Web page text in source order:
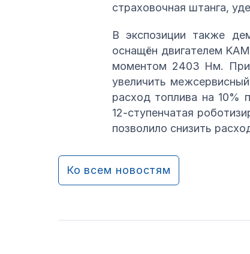
страховочная штанга,
В экспозиции также
оснащён двигателем
моментом 2403 Нм.
увеличить
расход топлива на 10%
12-ступенчатая
позволило снизить
Ко всем новостям